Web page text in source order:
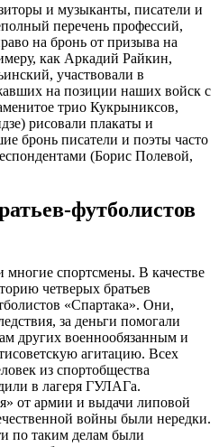
и музыканты, писатели и
перечень профессий,
на бронь от призыва на
как Аркадий Райкин,
участвовали в
на позиции наших войск с
трио Кукрыниксов,
рисовали плакаты и
бронь писатели и поэты часто
(Борис Полевой,
футболистов
спортсмены. В качестве
четверых братьев
«Спартака». Они,
за деньги помогали
других военнообязанным и
агитацию. Всех
из спортобщества
в лагеря ГУЛАГа.
от армии и выдачи липовой
войны были нередки.
по таким делам были